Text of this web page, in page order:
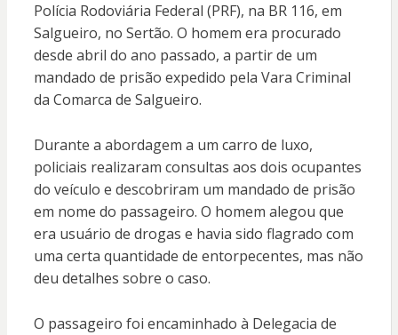
Polícia Rodoviária Federal (PRF), na BR 116, em
Salgueiro, no Sertão. O homem era procurado
desde abril do ano passado, a partir de um
mandado de prisão expedido pela Vara Criminal
da Comarca de Salgueiro.
Durante a abordagem a um carro de luxo,
policiais realizaram consultas aos dois ocupantes
do veículo e descobriram um mandado de prisão
em nome do passageiro. O homem alegou que
era usuário de drogas e havia sido flagrado com
uma certa quantidade de entorpecentes, mas não
deu detalhes sobre o caso.
O passageiro foi encaminhado à Delegacia de